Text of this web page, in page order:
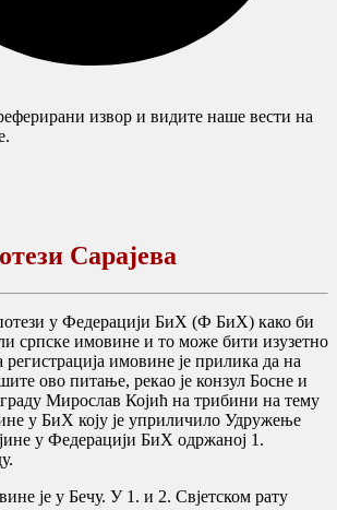
извор и видите наше вести на
Сарајева
у Федерацији БиХ (Ф БиХ) како би
српске имовине и то може бити изузетно
имовине је прилика да на
ово питање, рекао је конзул Босне и
Мирослав Којић на трибини на тему
у БиХ коју је уприличило Удружење
у Федерацији БиХ одржаној 1.
је у Бечу. У 1. и 2. Свjетском рату